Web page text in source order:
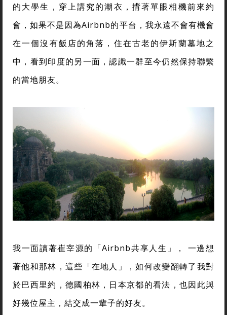
的大學生，穿上講究的潮衣，揹著單眼相機前來約
會，如果不是因為Airbnb的平台，我永遠不會有機會
在一個沒有飯店的角落，住在古老的伊斯蘭墓地之
中，看到印度的另一面，認識一群至今仍然保持聯繫
的當地朋友。
我一面讀著崔宰源的「Airbnb共享人生」， 一邊想
著他和那林，這些「在地人」，如何改變翻轉了我對
於巴西里約，德國柏林，日本京都的看法，也因此與
好幾位屋主，結交成一輩子的好友。